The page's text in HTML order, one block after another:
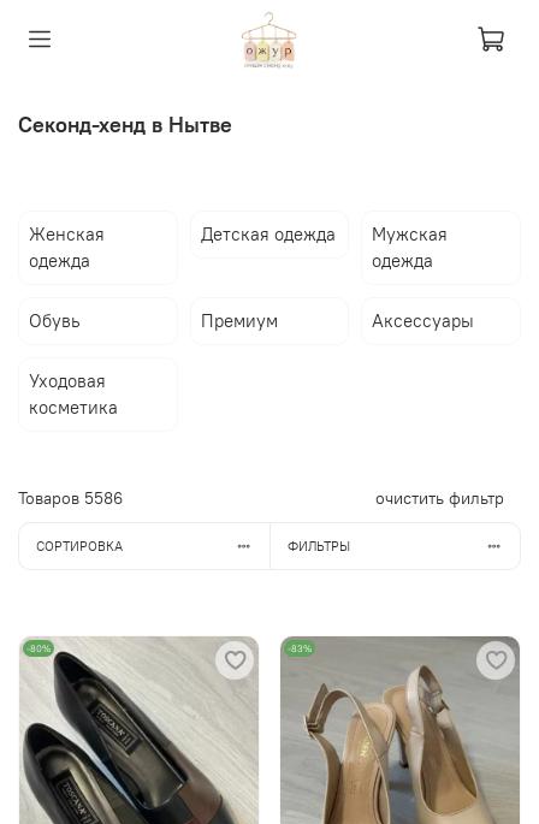
Секонд-хенд в Нытве
Женская
одежда
Детская одежда
Мужская
одежда
Обувь Премиум Аксессуары
Уходовая
косметика
Товаров 5586 очистить фильтр
СОРТИРОВКА ФИЛЬТРЫ
-80% -83%